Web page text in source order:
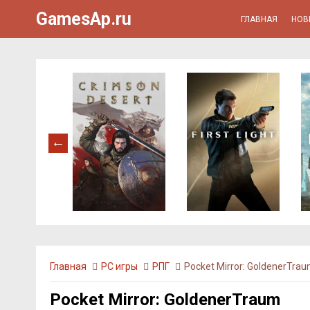
GamesAp.ru ГЛАВНАЯ
Главная PC игры РПГ Pocket Mirror:
Pocket Mirror: GoldenerTraum